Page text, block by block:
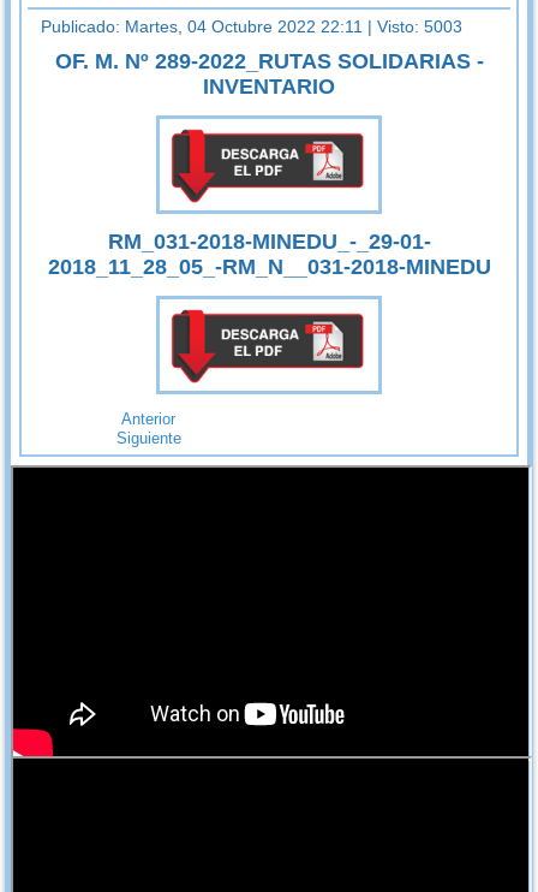
Publicado: Martes, 04 Octubre 2022 22:11 | Visto: 5003
OF. M. Nº 289-2022_RUTAS SOLIDARIAS -
INVENTARIO
RM_031-2018-MINEDU_-_29-01-
2018_11_28_05_-RM_N__031-2018-MINEDU
Anterior
Siguiente